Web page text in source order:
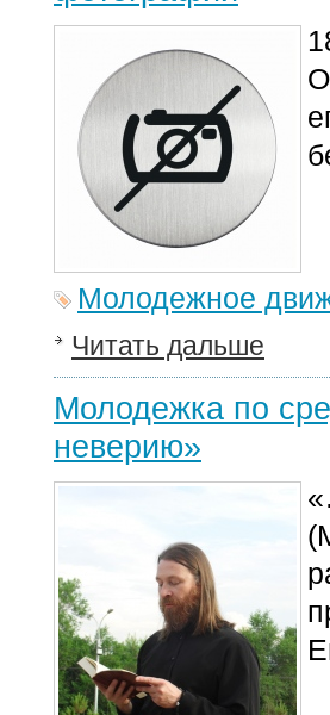
Молодежное
Читать дальше
Молодежка по
неверию»